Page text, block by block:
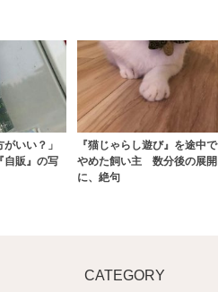
がいい？」
自販』の写
『猫じゃらし遊び』を途中で
やめた飼い主 数分後の展開
に、絶句
CATEGORY